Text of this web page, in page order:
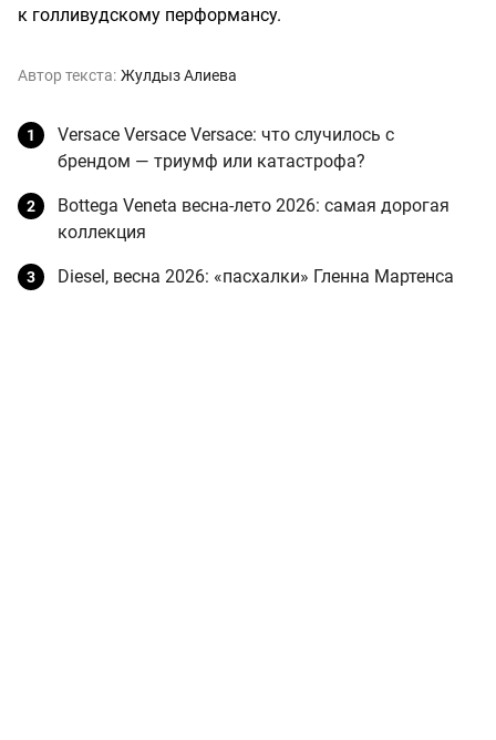
к голливудскому перформансу.
Автор текста: Жулдыз Алиева
Versace Versace Versace: что случилось с
брендом — триумф или катастрофа?
Bottega Veneta весна-лето 2026: самая дорогая
коллекция
Diesel, весна 2026: «пасхалки» Гленна Мартенса